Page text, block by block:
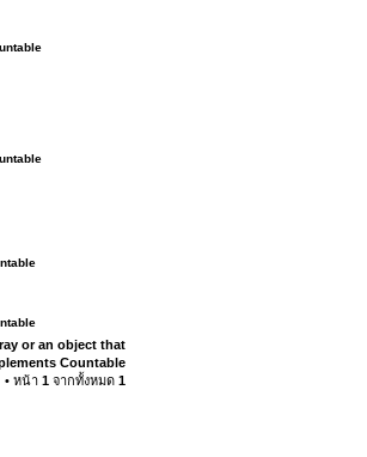
or an object that
Countable
• หน้า 1 จากทั้งหมด 1